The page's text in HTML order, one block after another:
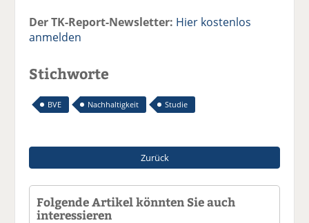
Der TK-Report-Newsletter: Hier kostenlos
anmelden
Stichworte
BVE Nachhaltigkeit Studie
Zurück
Folgende Artikel könnten Sie auch
interessieren